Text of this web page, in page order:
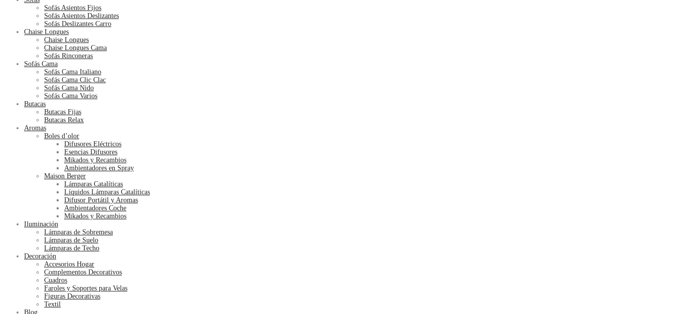
Sofás Asientos Fijos
Sofás Asientos Deslizantes
Sofás Deslizantes Carro
Chaise Longues
Chaise Longues
Chaise Longues Cama
Sofás Rinconeras
Sofás Cama
Sofás Cama Italiano
Sofás Cama Clic Clac
Sofás Cama Nido
Sofás Cama Varios
Butacas
Butacas Fijas
Butacas Relax
Aromas
Boles d’olor
Difusores Eléctricos
Esencias Difusores
Mikados y Recambios
Ambientadores en Spray
Maison Berger
Lámparas Catalíticas
Líquidos Lámparas Catalíticas
Difusor Portátil y Aromas
Ambientadores Coche
Mikados y Recambios
Iluminación
Lámparas de Sobremesa
Lámparas de Suelo
Lámparas de Techo
Decoración
Accesorios Hogar
Complementos Decorativos
Cuadros
Faroles y Soportes para Velas
Figuras Decorativas
Textil
Blog